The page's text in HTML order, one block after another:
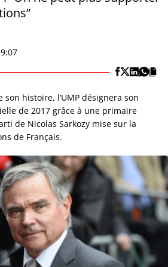
histoire, l’UMP désignera son
de 2017 grâce à une primaire
de Nicolas Sarkozy mise sur la
de Français.